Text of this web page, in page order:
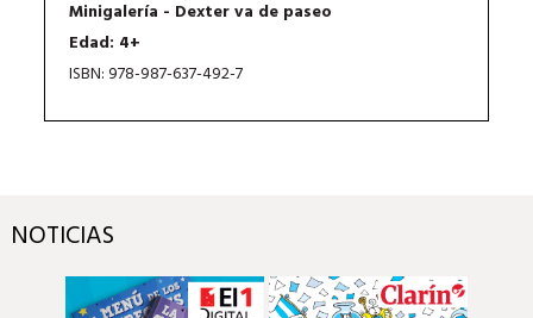
Minigalería - Dexter va de paseo
Edad: 4+
ISBN: 978-987-637-492-7
NOTICIAS